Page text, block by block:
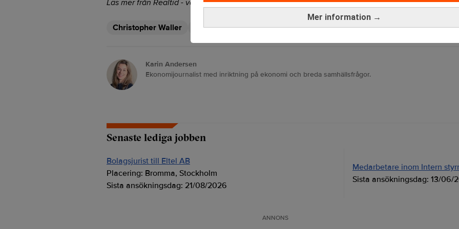
Mer information →
Läs mer från Realtid - vårt nyhetsbrev är kostnadsfritt: Prenumerera
Christopher Waller Fed Federal Reserve Inflation
Karin Andersen
Ekonomijournalist med inriktning på ekonomi och breda samhällsfrågor.
Senaste lediga jobben
Bolagsjurist till Eltel AB
Placering: Bromma, Stockholm
Sista ansökningsdag: 21/08/2026
Medarbetare inom Intern
Sista ansökningsdag: 13/06/
ANNONS